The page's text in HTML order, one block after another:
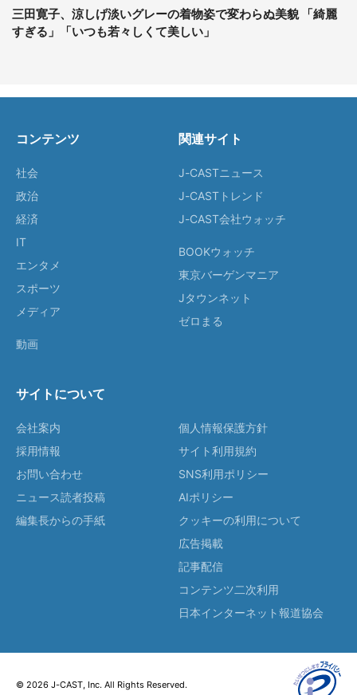
三田寛子、涼しげ淡いグレーの着物姿で変わらぬ美貌 「綺麗
すぎる」「いつも若々しくて美しい」
コンテンツ
社会
政治
経済
IT
エンタメ
スポーツ
メディア
動画
関連サイト
J-CASTニュース
J-CASTトレンド
J-CAST会社ウォッチ
BOOKウォッチ
東京バーゲンマニア
Jタウンネット
ゼロまる
サイトについて
会社案内
採用情報
お問い合わせ
ニュース読者投稿
編集長からの手紙
個人情報保護方針
サイト利用規約
SNS利用ポリシー
AIポリシー
クッキーの利用について
広告掲載
記事配信
コンテンツ二次利用
日本インターネット報道協会
© 2026 J-CAST, Inc. All Rights Reserved.